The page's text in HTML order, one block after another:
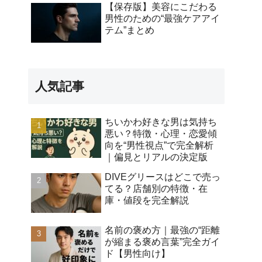
【保存版】美容にこだわる
男性のための“最強ケアアイ
テム”まとめ
人気記事
ちいかわ好きな男は気持ち
悪い？特徴・心理・恋愛傾
向を“男性視点”で完全解析
｜偏見とリアルの決定版
DIVEグリースはどこで売っ
てる？店舗別の特徴・在
庫・値段を完全解説
名前の褒め方｜最強の“距離
が縮まる褒め言葉”完全ガイ
ド【男性向け】